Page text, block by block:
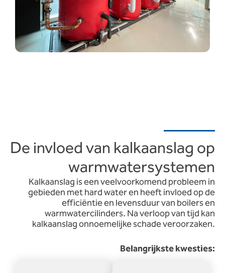
De invloed van kalkaanslag op
warmwatersystemen
Kalkaanslag is een veelvoorkomend probleem in
gebieden met hard water en heeft invloed op de
efficiëntie en levensduur van boilers en
warmwatercilinders. Na verloop van tijd kan
kalkaanslag onnoemelijke schade veroorzaken.
Belangrijkste kwesties: